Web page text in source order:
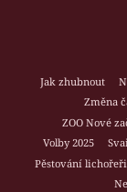
Jak zhubnout
Změna
ZOO Nové
Volby 2025
Pěstování